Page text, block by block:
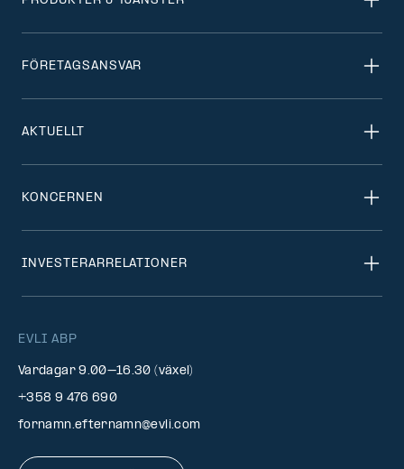
EVLI ABP
Vardagar 9.00–16.30 (växel)
+358 9 476 690
fornamn.efternamn@evli.com
FÖRETAGSANSVAR
AKTUELLT
KONCERNEN
INVESTERARRELATIONER